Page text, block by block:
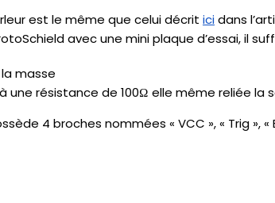
est le même que celui décrit icidans
avec une mini plaque d’essai, il
masse
une résistance de 100Ω elle même reliée la
4 broches nommées « VCC », « Trig »,